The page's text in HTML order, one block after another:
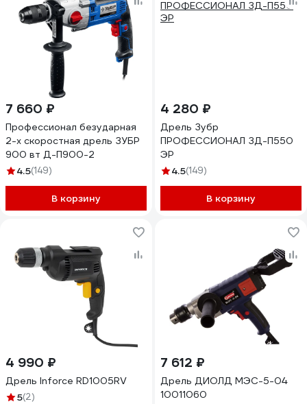
7 660 ₽
Профессионал безударная
2-х скоростная дрель ЗУБР
900 вт Д-П900-2
4.5(149)
В корзину
4 280 ₽
Дрель Зубр
ПРОФЕССИОНАЛ ЗД-П550
ЭР
4.5(149)
В корзину
4 990 ₽
Дрель Inforce RD1005RV
5(2)
7 612 ₽
Дрель ДИОЛД МЭС-5-04
10011060